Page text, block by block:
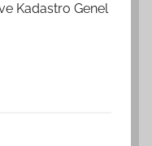
Kadastro Genel